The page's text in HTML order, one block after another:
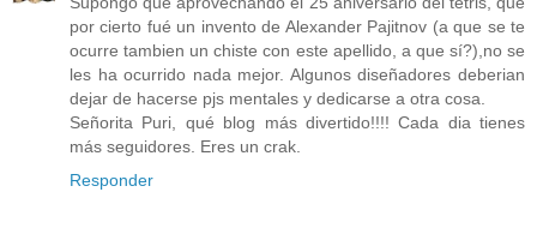
por cierto fué un invento de Alexander Pajitnov (a que se te
ocurre tambien un chiste con este apellido, a que sí?),no se
les ha ocurrido nada mejor. Algunos diseñadores deberian
dejar de hacerse pjs mentales y dedicarse a otra cosa.
Señorita Puri, qué blog más divertido!!!! Cada dia tienes
más seguidores. Eres un crak.
Responder